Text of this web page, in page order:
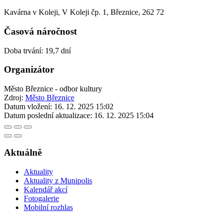
Kavárna v Koleji, V Koleji čp. 1, Březnice, 262 72
Časová náročnost
Doba trvání: 19,7 dní
Organizátor
Město Březnice - odbor kultury
Zdroj: Město Březnice
Datum vložení: 16. 12. 2025 15:02
Datum poslední aktualizace: 16. 12. 2025 15:04
Aktuálně
Aktuality
Aktuality z Munipolis
Kalendář akcí
Fotogalerie
Mobilní rozhlas